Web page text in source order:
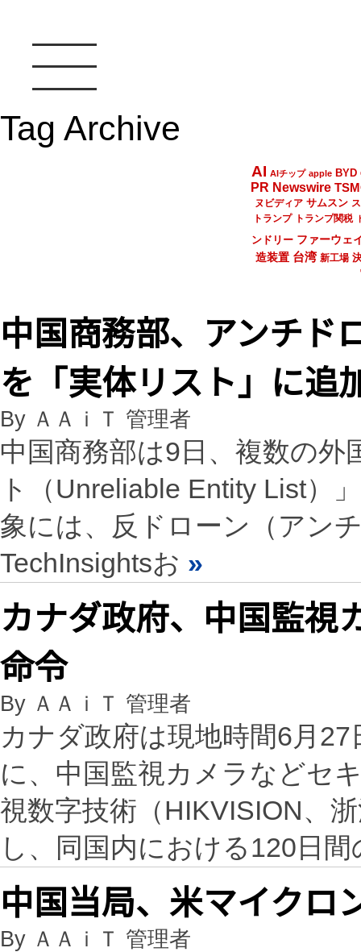
Tag Archive
AI AIチップ apple BYD
PR Newswire
ヌビディア サムスン
トランプ
トランプ関税
ンドリー ファーウェ
造装置 台湾 新工場
中国商務部、アンチド
を「実体リスト」に追
By ＡＡｉＴ 管理者
中国商務部は9日、複数の
ト（Unreliable Entity List）
象には、反ドローン（アン
TechInsightsお »
カナダ政府、中国監視
命令
By ＡＡｉＴ 管理者
カナダ政府は現地時間6月
に、中国監視カメラなどセ
視数字技術（HIKVISION、
し、同国内における120日
中国当局、米マイクロ
By ＡＡｉＴ 管理者